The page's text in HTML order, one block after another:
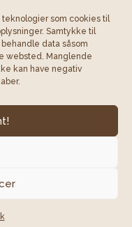
som cookies til
Samtykke til
data såsom
websted. Manglende
kan have negativ
© | 2025 I CVR: 41
Hvalsøe Fotograf